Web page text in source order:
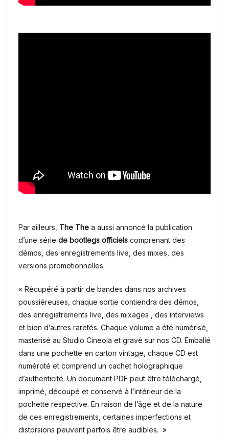
Par ailleurs, The The a aussi annoncé la publication
d’une série de bootlegs officiels comprenant des
démos, des enregistrements live, des mixes, des
versions promotionnelles.
« Récupéré à partir de bandes dans nos archives
poussiéreuses, chaque sortie contiendra des démos,
des enregistrements live, des mixages , des interviews
et bien d’autres raretés. Chaque volume a été numérisé,
masterisé au Studio Cineola et gravé sur nos CD. Emballé
dans une pochette en carton vintage, chaque CD est
numéroté et comprend un cachet holographique
d’authenticité. Un document PDF peut être téléchargé,
imprimé, découpé et conservé à l’intérieur de la
pochette respective. En raison de l’âge et de la nature
de ces enregistrements, certaines imperfections et
distorsions peuvent parfois être audibles. »